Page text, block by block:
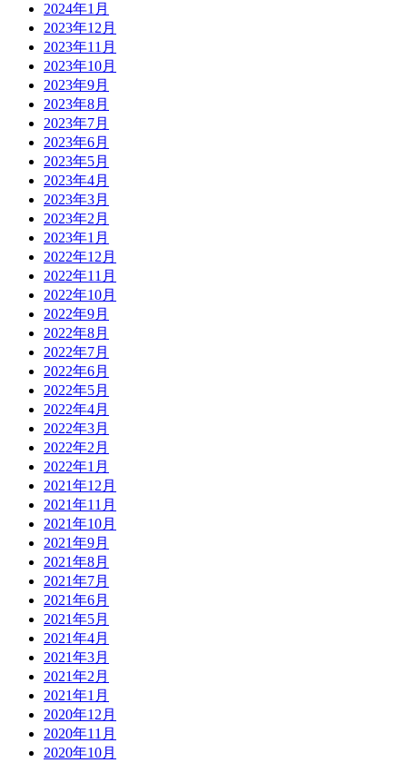
2024年1月
2023年12月
2023年11月
2023年10月
2023年9月
2023年8月
2023年7月
2023年6月
2023年5月
2023年4月
2023年3月
2023年2月
2023年1月
2022年12月
2022年11月
2022年10月
2022年9月
2022年8月
2022年7月
2022年6月
2022年5月
2022年4月
2022年3月
2022年2月
2022年1月
2021年12月
2021年11月
2021年10月
2021年9月
2021年8月
2021年7月
2021年6月
2021年5月
2021年4月
2021年3月
2021年2月
2021年1月
2020年12月
2020年11月
2020年10月